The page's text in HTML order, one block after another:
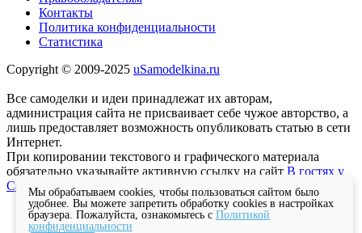
Контакты
Политика конфиденциальности
Статистика
Copyright © 2009-2025 uSamodelkina.ru
Все самоделки и идеи принадлежат их авторам,
администрация сайта не присваивает себе чужое авторство, а
лишь предоставляет возможность опубликовать статью в сети
Интернет.
При копировании текстового и графического материала
обязательно указывайте активную ссылку на сайт В гостях у
Самоделкина
Мы обрабатываем cookies, чтобы пользоваться сайтом было
удобнее. Вы можете запретить обработку cookies в настройках
браузера. Пожалуйста, ознакомьтесь с Политикой
конфиденциальности